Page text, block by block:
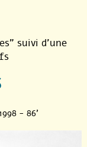
suivi d’une
- 86'